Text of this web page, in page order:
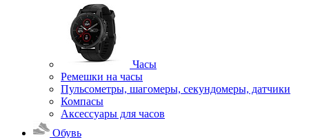
Часы
Ремешки на часы
Пульсометры, шагомеры, секундомеры, датчики
Компасы
Аксессуары для часов
Обувь